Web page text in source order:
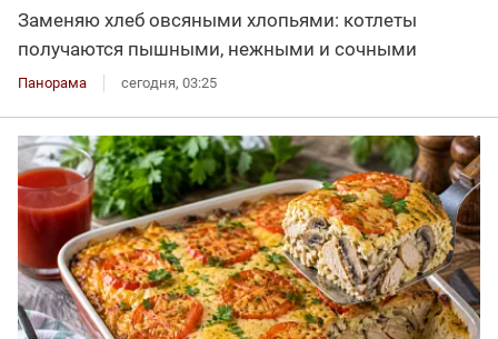
Заменяю хлеб овсяными хлопьями: котлеты
получаются пышными, нежными и сочными
Панорама сегодня, 03:25